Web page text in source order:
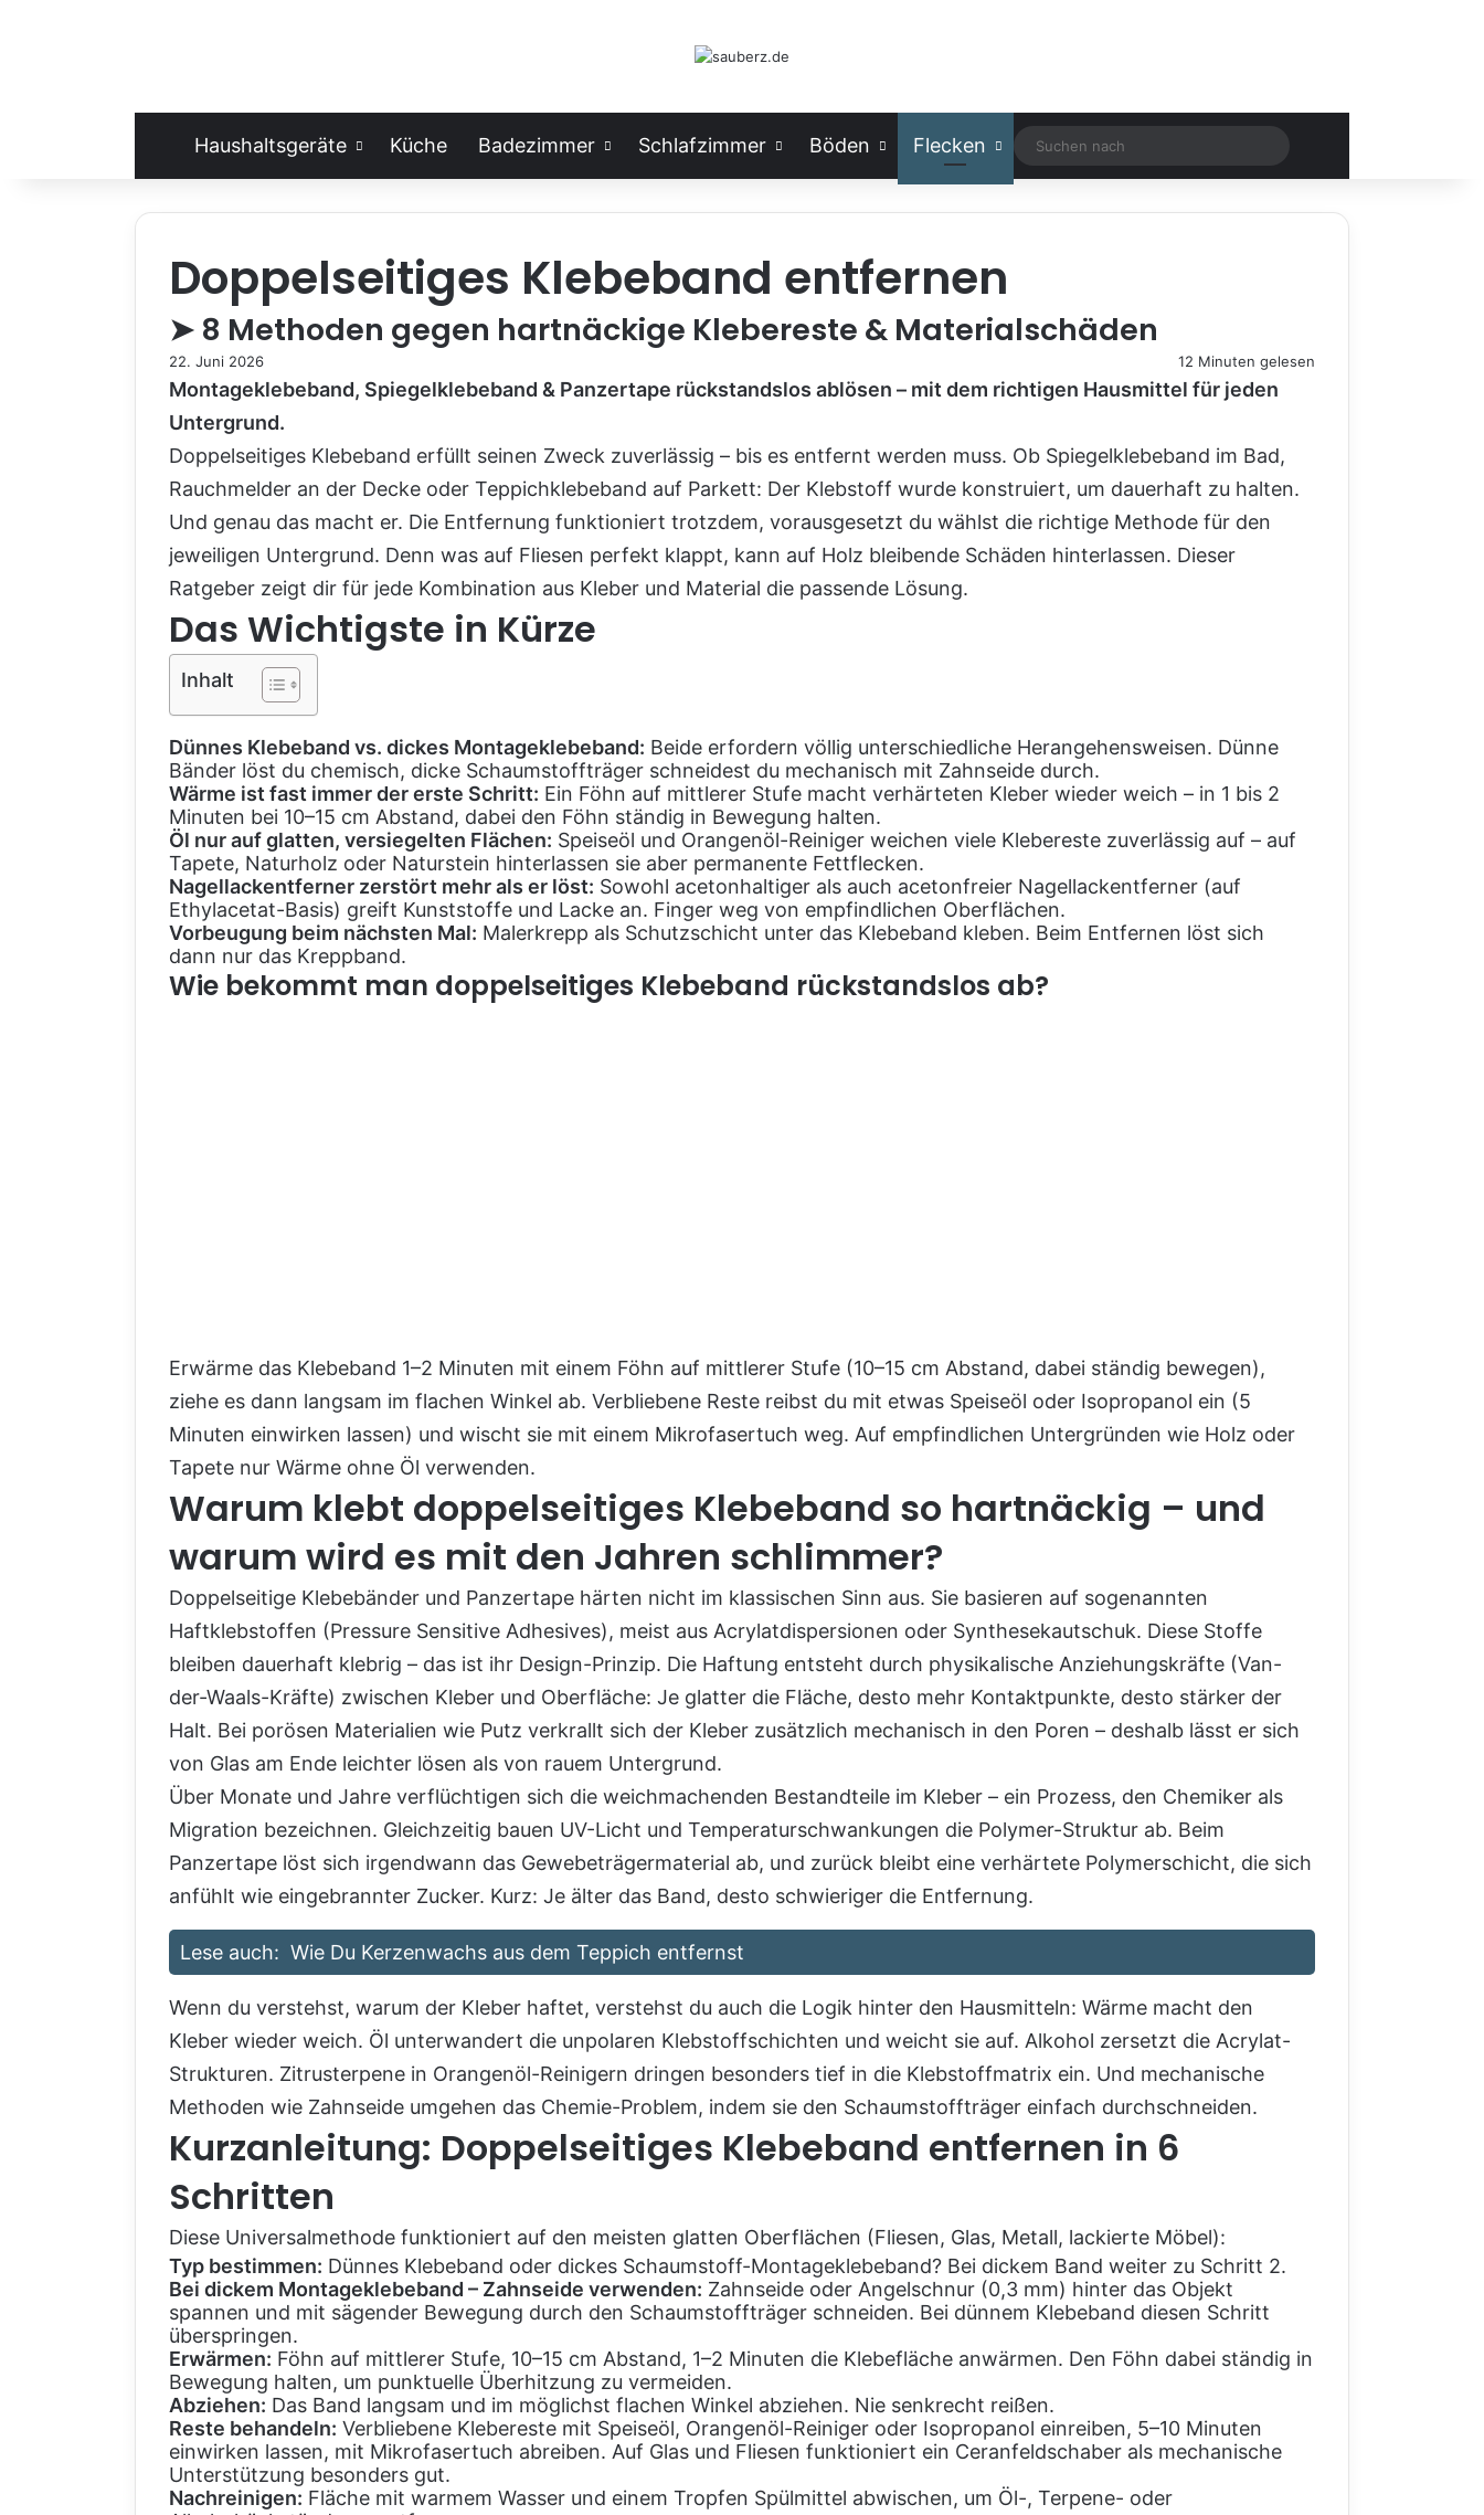
Haushaltsgeräte Küche Badezimmer Schlafzimmer Böden Flecken
nach
Doppelseitiges Klebeband entfernen
➤ 8 Methoden gegen hartnäckige Klebereste & Materialschäden
22. Juni 2026 12 Minuten gelesen
Montageklebeband, Spiegelklebeband & Panzertape rückstandslos ablösen – mit dem richtigen Hausmittel für jeden
Untergrund.
Doppelseitiges Klebeband erfüllt seinen Zweck zuverlässig – bis es entfernt werden muss. Ob Spiegelklebeband im Bad,
Rauchmelder an der Decke oder Teppichklebeband auf Parkett: Der Klebstoff wurde konstruiert, um dauerhaft zu halten.
Und genau das macht er. Die Entfernung funktioniert trotzdem, vorausgesetzt du wählst die richtige Methode für den
jeweiligen Untergrund. Denn was auf Fliesen perfekt klappt, kann auf Holz bleibende Schäden hinterlassen. Dieser
Ratgeber zeigt dir für jede Kombination aus Kleber und Material die passende Lösung.
Das Wichtigste in Kürze
Inhalt
Dünnes Klebeband vs. dickes Montageklebeband: Beide erfordern völlig unterschiedliche Herangehensweisen. Dünne
Bänder löst du chemisch, dicke Schaumstoffträger schneidest du mechanisch mit Zahnseide durch.
Wärme ist fast immer der erste Schritt: Ein Föhn auf mittlerer Stufe macht verhärteten Kleber wieder weich – in 1 bis 2
Minuten bei 10–15 cm Abstand, dabei den Föhn ständig in Bewegung halten.
Öl nur auf glatten, versiegelten Flächen: Speiseöl und Orangenöl-Reiniger weichen viele Klebereste zuverlässig auf – auf
Tapete, Naturholz oder Naturstein hinterlassen sie aber permanente Fettflecken.
Nagellackentferner zerstört mehr als er löst: Sowohl acetonhaltiger als auch acetonfreier Nagellackentferner (auf
Ethylacetat-Basis) greift Kunststoffe und Lacke an. Finger weg von empfindlichen Oberflächen.
Vorbeugung beim nächsten Mal: Malerkrepp als Schutzschicht unter das Klebeband kleben. Beim Entfernen löst sich
dann nur das Kreppband.
Wie bekommt man doppelseitiges Klebeband rückstandslos ab?
Erwärme das Klebeband 1–2 Minuten mit einem Föhn auf mittlerer Stufe (10–15 cm Abstand, dabei ständig bewegen),
ziehe es dann langsam im flachen Winkel ab. Verbliebene Reste reibst du mit etwas Speiseöl oder Isopropanol ein (5
Minuten einwirken lassen) und wischt sie mit einem Mikrofasertuch weg. Auf empfindlichen Untergründen wie Holz oder
Tapete nur Wärme ohne Öl verwenden.
Warum klebt doppelseitiges Klebeband so hartnäckig – und
warum wird es mit den Jahren schlimmer?
Doppelseitige Klebebänder und Panzertape härten nicht im klassischen Sinn aus. Sie basieren auf sogenannten
Haftklebstoffen (Pressure Sensitive Adhesives), meist aus Acrylatdispersionen oder Synthesekautschuk. Diese Stoffe
bleiben dauerhaft klebrig – das ist ihr Design-Prinzip. Die Haftung entsteht durch physikalische Anziehungskräfte (Van-
der-Waals-Kräfte) zwischen Kleber und Oberfläche: Je glatter die Fläche, desto mehr Kontaktpunkte, desto stärker der
Halt. Bei porösen Materialien wie Putz verkrallt sich der Kleber zusätzlich mechanisch in den Poren – deshalb lässt er sich
von Glas am Ende leichter lösen als von rauem Untergrund.
Über Monate und Jahre verflüchtigen sich die weichmachenden Bestandteile im Kleber – ein Prozess, den Chemiker als
Migration bezeichnen. Gleichzeitig bauen UV-Licht und Temperaturschwankungen die Polymer-Struktur ab. Beim
Panzertape löst sich irgendwann das Gewebeträgermaterial ab, und zurück bleibt eine verhärtete Polymerschicht, die sich
anfühlt wie eingebrannter Zucker. Kurz: Je älter das Band, desto schwieriger die Entfernung.
Lese auch: Wie Du Kerzenwachs aus dem Teppich entfernst
Wenn du verstehst, warum der Kleber haftet, verstehst du auch die Logik hinter den Hausmitteln: Wärme macht den
Kleber wieder weich. Öl unterwandert die unpolaren Klebstoffschichten und weicht sie auf. Alkohol zersetzt die Acrylat-
Strukturen. Zitrusterpene in Orangenöl-Reinigern dringen besonders tief in die Klebstoffmatrix ein. Und mechanische
Methoden wie Zahnseide umgehen das Chemie-Problem, indem sie den Schaumstoffträger einfach durchschneiden.
Kurzanleitung: Doppelseitiges Klebeband entfernen in 6
Schritten
Diese Universalmethode funktioniert auf den meisten glatten Oberflächen (Fliesen, Glas, Metall, lackierte Möbel):
Typ bestimmen: Dünnes Klebeband oder dickes Schaumstoff-Montageklebeband? Bei dickem Band weiter zu Schritt 2.
Bei dickem Montageklebeband – Zahnseide verwenden: Zahnseide oder Angelschnur (0,3 mm) hinter das Objekt
spannen und mit sägender Bewegung durch den Schaumstoffträger schneiden. Bei dünnem Klebeband diesen Schritt
überspringen.
Erwärmen: Föhn auf mittlerer Stufe, 10–15 cm Abstand, 1–2 Minuten die Klebefläche anwärmen. Den Föhn dabei ständig in
Bewegung halten, um punktuelle Überhitzung zu vermeiden.
Abziehen: Das Band langsam und im möglichst flachen Winkel abziehen. Nie senkrecht reißen.
Reste behandeln: Verbliebene Klebereste mit Speiseöl, Orangenöl-Reiniger oder Isopropanol einreiben, 5–10 Minuten
einwirken lassen, mit Mikrofasertuch abreiben. Auf Glas und Fliesen funktioniert ein Ceranfeldschaber als mechanische
Unterstützung besonders gut.
Nachreinigen: Fläche mit warmem Wasser und einem Tropfen Spülmittel abwischen, um Öl-, Terpene- oder